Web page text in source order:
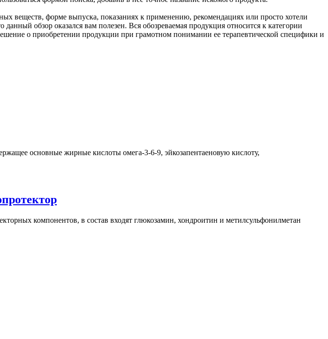
веществ, форме выпуска, показаниях к применению, рекомендациях или просто хотели
обзор оказался вам полезен. Вся обозреваемая продукция относится к категории
о приобретении продукции при грамотном понимании ее терапевтической специфики и
основные жирные кислоты омега-3-6-9, эйкозапентаеновую кислоту,
компонентов, в состав входят глюкозамин, хондроитин и метилсульфонилметан